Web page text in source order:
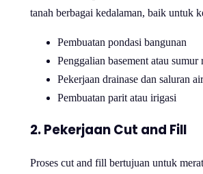
tanah berbagai kedalaman, baik untuk
Pembuatan pondasi bangunan
Penggalian basement atau sumur
Pekerjaan drainase dan saluran air
Pembuatan parit atau irigasi
2. Pekerjaan Cut and Fill
Proses cut and fill bertujuan untuk